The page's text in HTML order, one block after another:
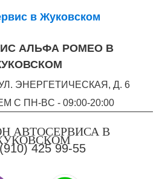
АЛЬФА РОМЕО В
ЭНЕРГЕТИЧЕСКАЯ, Д. 6
С ПН-ВC - 09:00-20:00
425 99-55